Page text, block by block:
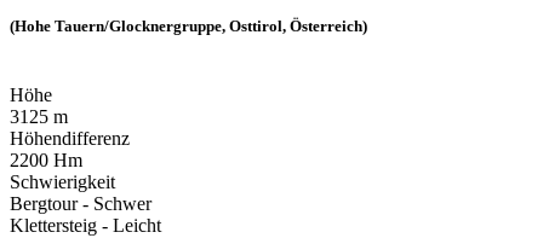
(Hohe Tauern/Glocknergruppe, Osttirol, Österreich)
Höhe
3125 m
Höhendifferenz
2200 Hm
Schwierigkeit
Bergtour - Schwer
Klettersteig - Leicht